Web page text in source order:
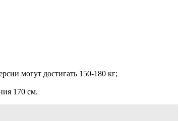
могут достигать 150-180 кг;
170 см.